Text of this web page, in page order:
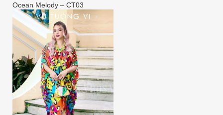
Ocean Melody – CT03